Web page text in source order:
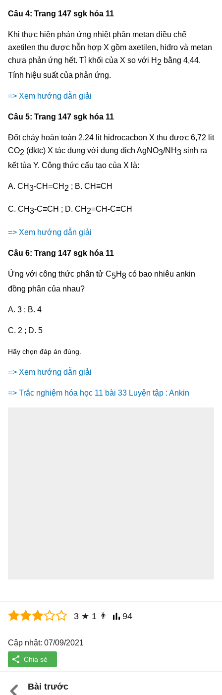
Câu 4: Trang 147 sgk hóa 11
Khi thực hiện phản ứng nhiệt phân metan điều chế
axetilen thu được hỗn hợp X gồm axetilen, hiđro và metan
chưa phản ứng hết. Tỉ khối của X so với H 2 bằng 4,44.
Tính hiệu suất của phản ứng.
=> Xem hướng dẫn giải
Câu 5: Trang 147 sgk hóa 11
Đốt cháy hoàn toàn 2,24 lit hiđrocacbon X thu được 6,72 lit
CO2 (đktc) X tác dụng với dung dịch AgNO3/NH3 sinh ra
kết tủa Y. Công thức cấu tạo của X là:
A. CH3-CH=CH2 ; B. CH≡CH
C. CH3-C≡CH ; D. CH2=CH-C≡CH
=> Xem hướng dẫn giải
Câu 6: Trang 147 sgk hóa 11
Ứng với công thức phân tử C5H8 có bao nhiêu ankin
đồng phân của nhau?
A. 3 ; B. 4
C. 2 ; D. 5
Hãy chọn đáp án đúng.
=> Xem hướng dẫn giải
=> Trắc nghiệm hóa học 11 bài 33 Luyện tập : Ankin
3 ★ 1 👨 94
Cập nhật: 07/09/2021
Bài trước